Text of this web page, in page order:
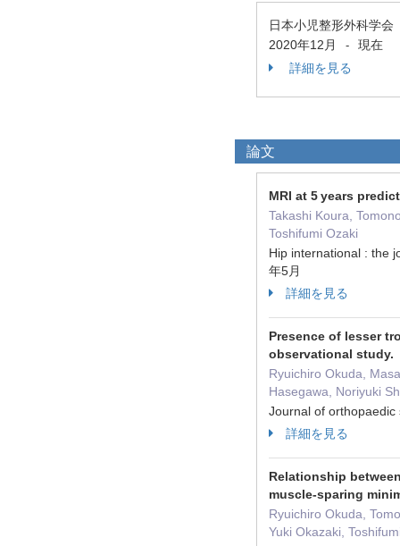
日本小児整形外科学
2020年12月
-
現在
詳細を見る
論文
MRI at 5 years
Takashi Koura,
Toshifumi Ozaki
Hip international : the
年5月
詳細を見る
Presence of lesser
observational study.
Ryuichiro Okuda,
Hasegawa, Noriyuki
Journal of
詳細を見る
Relationship
muscle-sparing
Ryuichiro Okuda,
Yuki Okazaki,